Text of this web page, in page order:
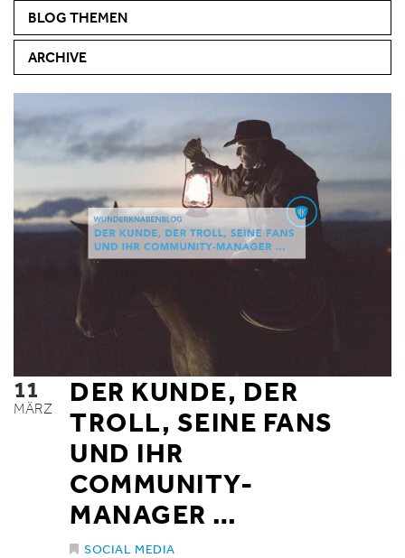
BLOG THEMEN
ARCHIVE
11
MÄRZ
DER KUNDE, DER
TROLL, SEINE FANS
UND IHR
COMMUNITY-
MANAGER …
SOCIAL MEDIA